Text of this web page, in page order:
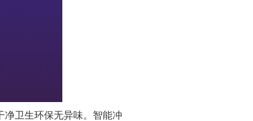
净卫生环保无异味。智能冲